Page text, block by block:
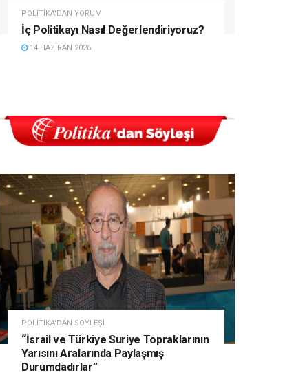
POLITIKA'DAN YORUM
İç Politikayı Nasıl Değerlendiriyoruz?
14 HAZIRAN 2026
POLITIKA'DAN SÖYLEŞI
“İsrail ve Türkiye Suriye Topraklarının
Yarısını Aralarında Paylaşmış
Durumdadırlar”